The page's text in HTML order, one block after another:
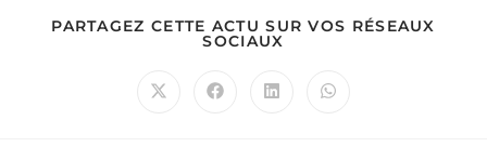
PARTAGEZ CETTE ACTU SUR VOS RÉSEAUX
SOCIAUX